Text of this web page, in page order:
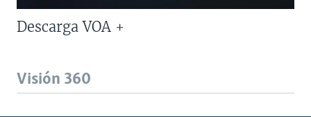
Descarga VOA +
Visión 360